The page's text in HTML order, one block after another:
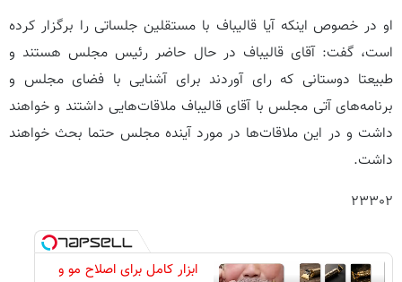
او در خصوص اینکه آیا قالیباف با مستقلین جلساتی را برگزار کرده
است، گفت: ‌آقای قالیباف در حال حاضر رئیس مجلس هستند و
طبیعتا دوستانی که رای آوردند برای آشنایی با فضای مجلس و
برنامه‌های آتی مجلس با آقای قالیباف ملاقات‌هایی داشتند و خواهند
داشت و در این ملاقات‌ها در مورد آینده مجلس حتما بحث خواهند
داشت.
۲۳۳۰۲
ابزار کامل برای اصلاح مو و